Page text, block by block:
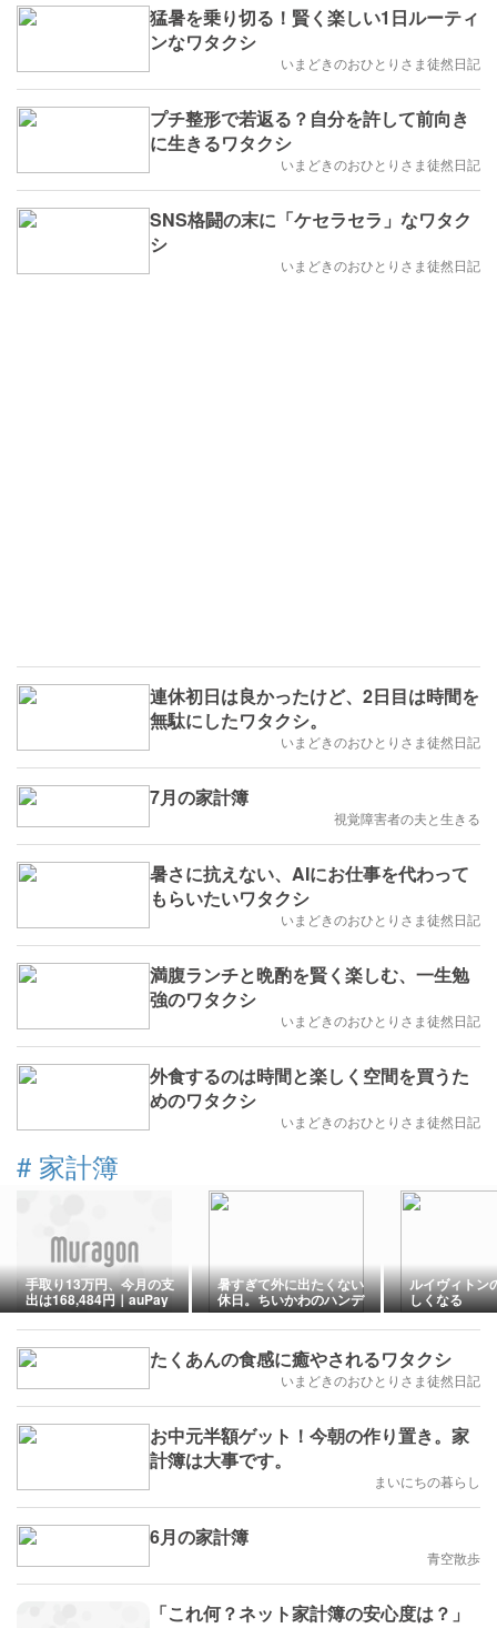
猛暑を乗り切る！賢く楽しい1日ルーティ
ンなワタクシ
いまどきのおひとりさま徒然日記
プチ整形で若返る？自分を許して前向き
に生きるワタクシ
いまどきのおひとりさま徒然日記
SNS格闘の末に「ケセラセラ」なワタク
シ
いまどきのおひとりさま徒然日記
連休初日は良かったけど、2日目は時間を
無駄にしたワタクシ。
いまどきのおひとりさま徒然日記
7月の家計簿
視覚障害者の夫と生きる
暑さに抗えない、AIにお仕事を代わって
もらいたいワタクシ
いまどきのおひとりさま徒然日記
満腹ランチと晩酌を賢く楽しむ、一生勉
強のワタクシ
いまどきのおひとりさま徒然日記
外食するのは時間と楽しく空間を買うた
めのワタクシ
いまどきのおひとりさま徒然日記
# 家計簿
手取り13万円、今月の支
出は168,484円｜auPay
で自転車操業しているア
ラフィフの家計簿
暑すぎて外に出たくない
休日。ちいかわのハンデ
ィーファンを買った
ルイヴィトン
しくなる
たくあんの食感に癒やされるワタクシ
いまどきのおひとりさま徒然日記
お中元半額ゲット！今朝の作り置き。家
計簿は大事です。
まいにちの暮らし
6月の家計簿
青空散歩
「これ何？ネット家計簿の安心度は？」